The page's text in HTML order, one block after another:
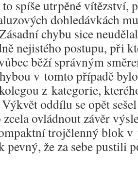
to spíše utrpěné vítězství,
dohledávkách
chybu sice
nejistého postupu, při
běží správným
v tomto případě
z kategorie,
oddílu se opět
ovládnout závěr
trojčlenný blok v
pevný, že za sebe pustili